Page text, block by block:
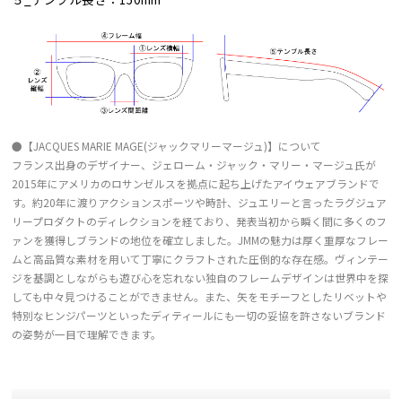
●【JACQUES MARIE MAGE(ジャックマリーマージュ)】について
フランス出身のデザイナー、ジェローム・ジャック・マリー・マージュ氏が
2015年にアメリカのロサンゼルスを拠点に起ち上げたアイウェアブランドで
す。約20年に渡りアクションスポーツや時計、ジュエリーと言ったラグジュア
リープロダクトのディレクションを経ており、発表当初から瞬く間に多くのフ
ァンを獲得しブランドの地位を確立しました。JMMの魅力は厚く重厚なフレー
ムと高品質な素材を用いて丁寧にクラフトされた圧倒的な存在感。ヴィンテー
ジを基調としながらも遊び心を忘れない独自のフレームデザインは世界中を探
しても中々見つけることができません。また、矢をモチーフとしたリベットや
特別なヒンジパーツといったディティールにも一切の妥協を許さないブランド
の姿勢が一目で理解できます。